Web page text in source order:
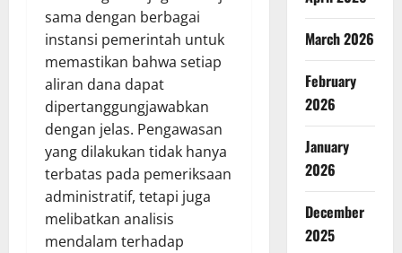
sama dengan berbagai
instansi pemerintah untuk
memastikan bahwa setiap
aliran dana dapat
dipertanggungjawabkan
dengan jelas. Pengawasan
yang dilakukan tidak hanya
terbatas pada pemeriksaan
administratif, tetapi juga
melibatkan analisis
mendalam terhadap
March 2026
February
2026
January
2026
December
2025